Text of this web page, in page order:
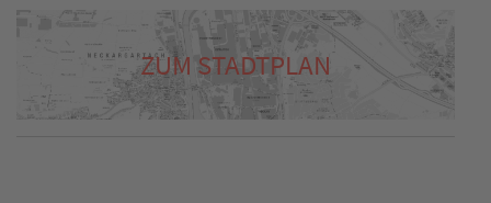
ZUM STADTPLAN